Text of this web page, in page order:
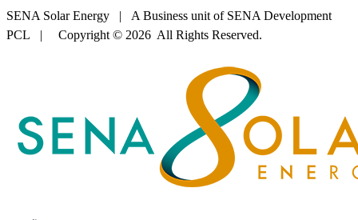
SENA Solar Energy | A Business unit of SENA Development
PCL | Copyright © 2026 All Rights Reserved.